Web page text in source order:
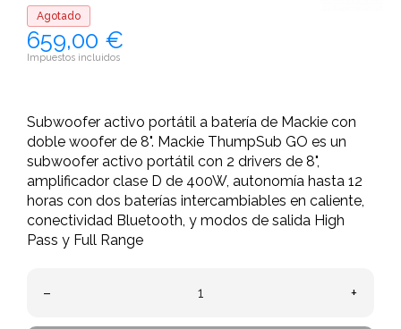
Agotado
659,00 €
Impuestos incluidos
Subwoofer activo portátil a batería de Mackie con
doble woofer de 8". Mackie ThumpSub GO es un
subwoofer activo portátil con 2 drivers de 8",
amplificador clase D de 400W, autonomía hasta 12
horas con dos baterías intercambiables en caliente,
conectividad Bluetooth, y modos de salida High
Pass y Full Range
– +